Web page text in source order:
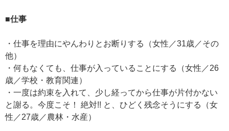
■仕事
・仕事を理由にやんわりとお断りする（女性／31歳／その
他）
・何もなくても、仕事が入っていることにする（女性／26
歳／学校・教育関連）
・一度は約束を入れて、少し経ってから仕事が片付かない
と謝る。今度こそ！ 絶対!! と、ひどく残念そうにする（女
性／27歳／農林・水産）